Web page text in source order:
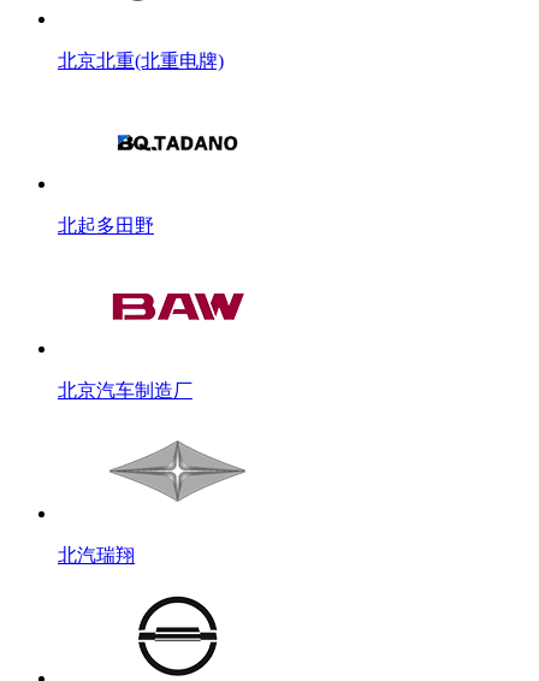
北京北重(北重电牌)
北起多田野
北京汽车制造厂
北汽瑞翔